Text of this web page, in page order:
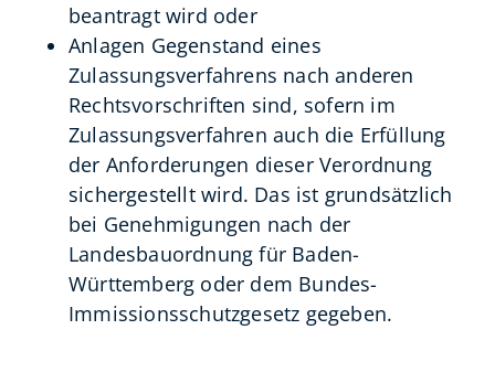
beantragt wird oder
Anlagen Gegenstand eines
Zulassungsverfahrens nach anderen
Rechtsvorschriften sind, sofern im
Zulassungsverfahren auch die Erfüllung
der Anforderungen dieser Verordnung
sichergestellt wird. Das ist grundsätzlich
bei Genehmigungen nach der
Landesbauordnung für Baden-
Württemberg oder dem Bundes-
Immissionsschutzgesetz gegeben.